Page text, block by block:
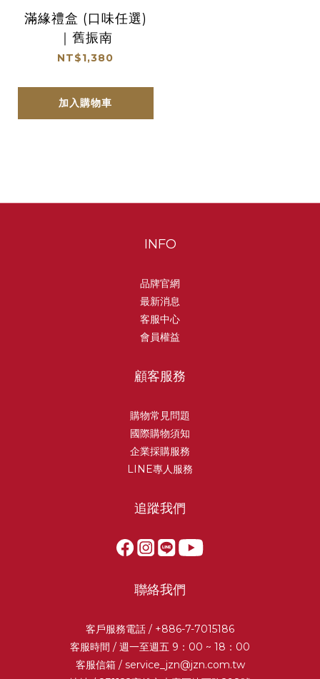
滿緣禮盒 (口味任選)
｜舊振南
NT$1,380
加入購物車
INFO
品牌官網
最新消息
客服中心
會員權益
顧客服務
購物常見問題
國際購物須知
企業採購服務
LINE專人服務
追蹤我們
聯絡我們
客戶服務電話 / +886-7-7015186
客服時間 / 週一至週五 9：00 ~ 18：00
客服信箱 / service_jzn@jzn.com.tw